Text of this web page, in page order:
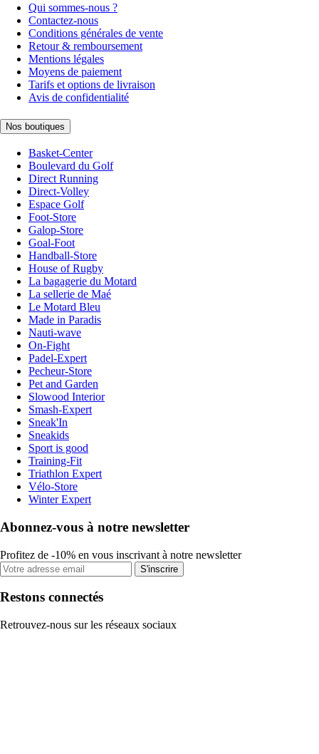
Qui sommes-nous ?
Contactez-nous
Conditions générales de vente
Retour & remboursement
Mentions légales
Moyens de paiement
Tarifs et options de livraison
Avis de confidentialité
Nos boutiques
Basket-Center
Boulevard du Golf
Direct Running
Direct-Volley
Espace Golf
Foot-Store
Galop-Store
Goal-Foot
Handball-Store
House of Rugby
La bagagerie du Motard
La sellerie de Maé
Le Motard Bleu
Made in Paradis
Nauti-wave
On-Fight
Padel-Expert
Pecheur-Store
Pet and Garden
Slowood Interior
Smash-Expert
Sneak'In
Sneakids
Sport is good
Training-Fit
Triathlon Expert
Vélo-Store
Winter Expert
Abonnez-vous à notre newsletter
Profitez de -10% en vous inscrivant à notre newsletter
S'inscrire
Restons connectés
Retrouvez-nous sur les réseaux sociaux